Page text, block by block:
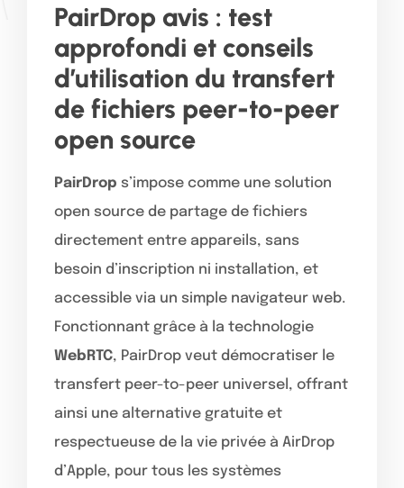
PairDrop avis : test
approfondi et conseils
d’utilisation du transfert
de fichiers peer-to-peer
open source
PairDrop s’impose comme une solution
open source de partage de fichiers
directement entre appareils, sans
besoin d’inscription ni installation, et
accessible via un simple navigateur web.
Fonctionnant grâce à la technologie
WebRTC, PairDrop veut démocratiser le
transfert peer-to-peer universel, offrant
ainsi une alternative gratuite et
respectueuse de la vie privée à AirDrop
d’Apple, pour tous les systèmes